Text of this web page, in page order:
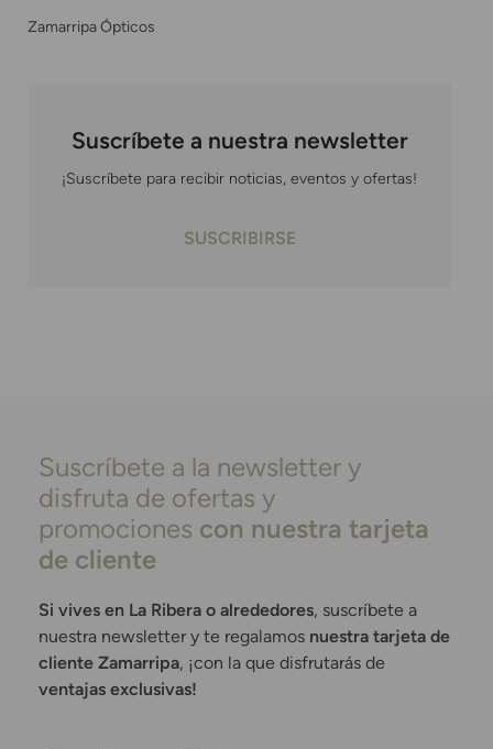
Zamarripa Ópticos
Suscríbete a nuestra newsletter
¡Suscríbete para recibir noticias, eventos y ofertas!
SUSCRIBIRSE
Suscríbete a la newsletter y
disfruta de ofertas y
promociones con nuestra tarjeta
de cliente
Si vives en La Ribera o alrededores, suscríbete a
nuestra newsletter y te regalamos nuestra tarjeta de
cliente Zamarripa, ¡con la que disfrutarás de
ventajas exclusivas!